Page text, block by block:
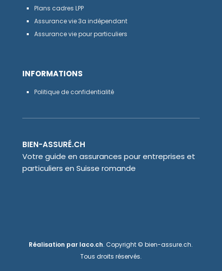
Plans cadres LPP
Assurance vie 3a indépendant
Assurance vie pour particuliers
INFORMATIONS
Politique de confidentialité
BIEN-ASSURÉ.CH
Votre guide en assurances pour entreprises et
particuliers en Suisse romande
Réalisation par laco.ch. Copyright © bien-assure.ch.
Tous droits réservés.